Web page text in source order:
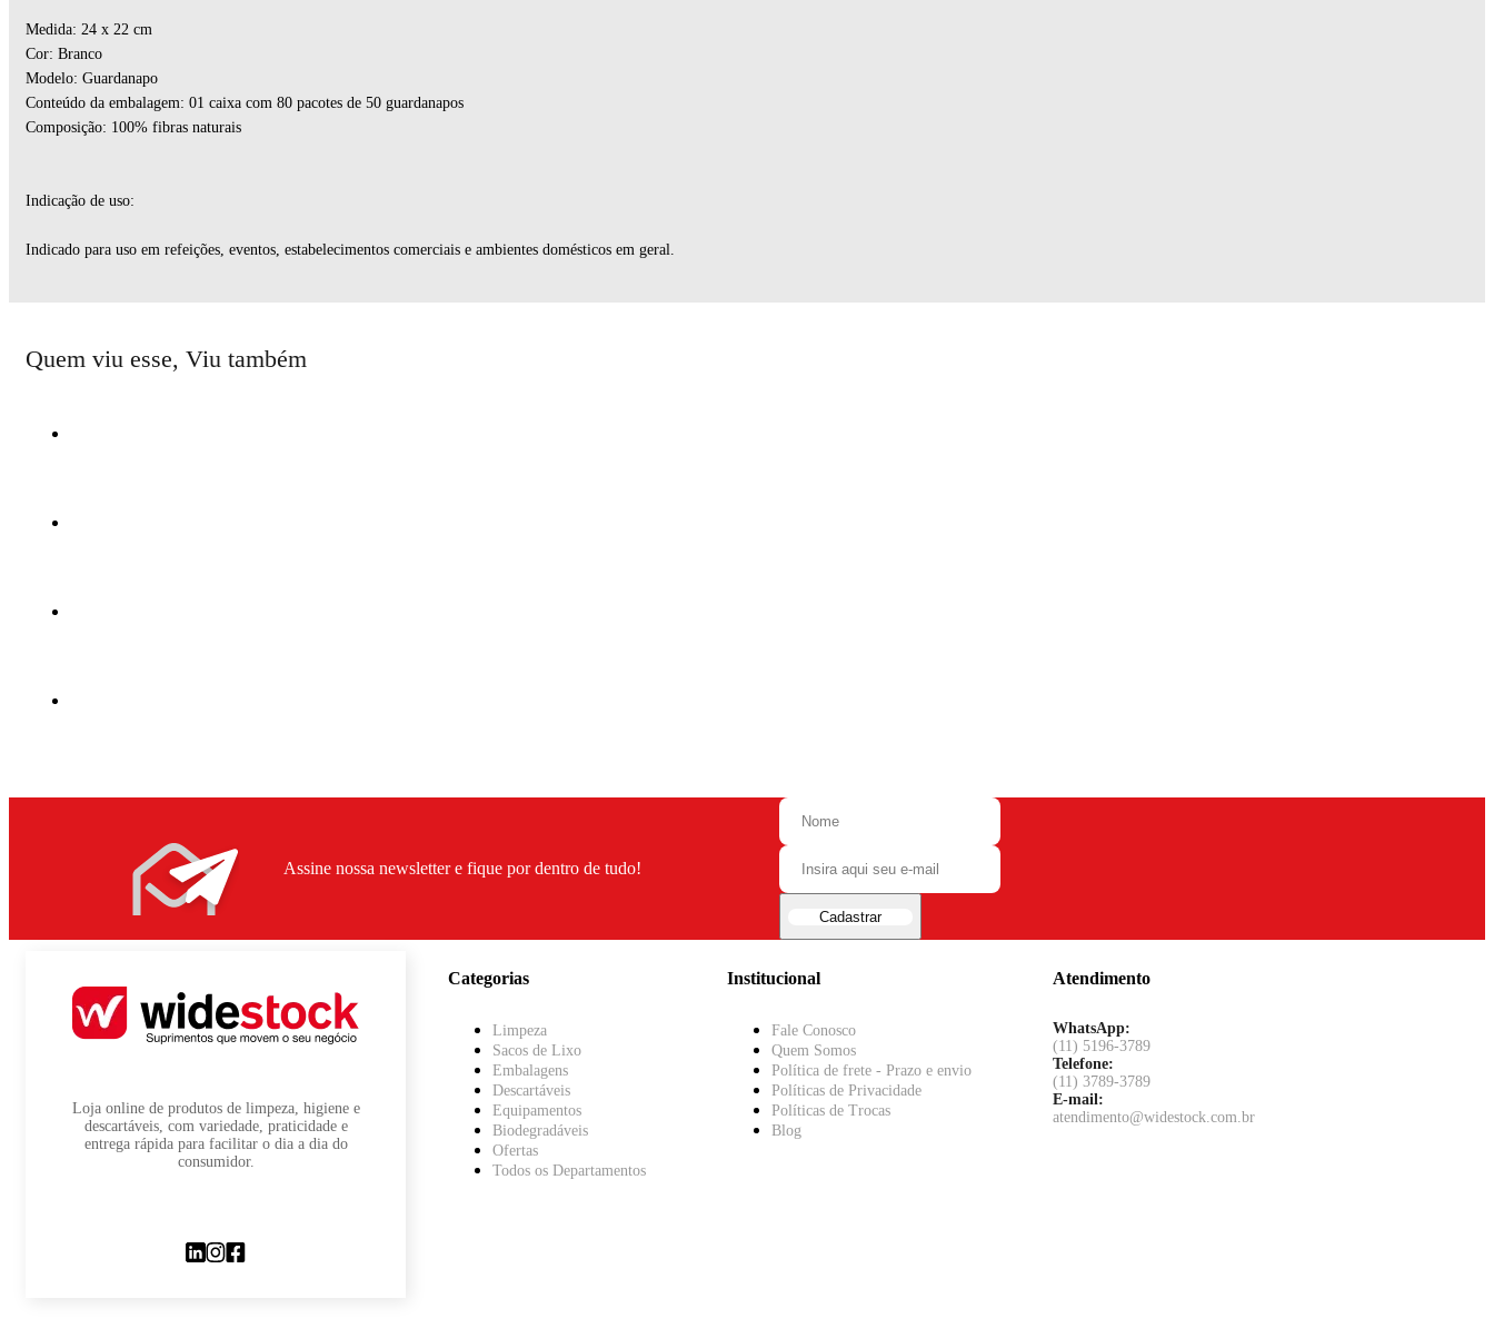
Medida: 24 x 22 cm
Cor: Branco
Modelo: Guardanapo
Conteúdo da embalagem: 01 caixa com 80 pacotes de 50 guardanapos
Composição: 100% fibras naturais
Indicação de uso:
Indicado para uso em refeições, eventos, estabelecimentos comerciais e ambientes domésticos em geral.
Quem viu esse, Viu também
Assine nossa newsletter e fique por dentro de tudo!
Cadastrar
Loja online de produtos de limpeza, higiene e
descartáveis, com variedade, praticidade e
entrega rápida para facilitar o dia a dia do
consumidor.
Categorias
Limpeza
Sacos de Lixo
Embalagens
Descartáveis
Equipamentos
Biodegradáveis
Ofertas
Todos os Departamentos
Institucional
Fale Conosco
Quem Somos
Política de frete - Prazo e envio
Políticas de Privacidade
Políticas de Trocas
Blog
Atendimento
WhatsApp:
(11) 5196-3789
Telefone:
(11) 3789-3789
E-mail:
atendimento@widestock.com.br